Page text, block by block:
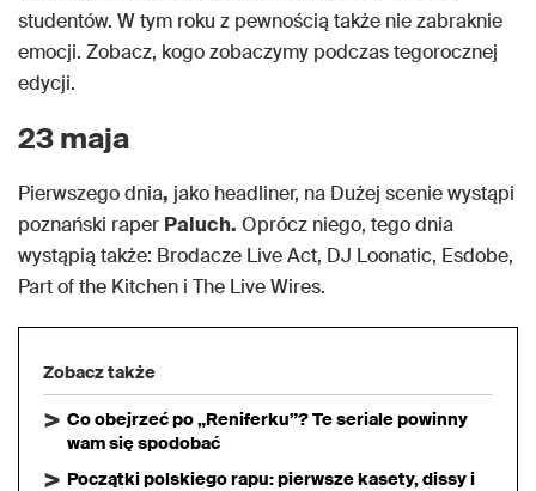
studentów. W tym roku z pewnością także nie zabraknie
emocji. Zobacz, kogo zobaczymy podczas tegorocznej
edycji.
23 maja
Pierwszego dnia, jako headliner, na Dużej scenie wystąpi
poznański raper Paluch. Oprócz niego, tego dnia
wystąpią także: Brodacze Live Act, DJ Loonatic, Esdobe,
Part of the Kitchen i The Live Wires.
Zobacz także
Co obejrzeć po „Reniferku”? Te seriale powinny
wam się spodobać
Początki polskiego rapu: pierwsze kasety, dissy i